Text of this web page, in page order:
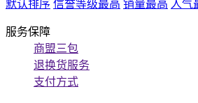
默认排序 信誉等级最高 销量最高 人气
服务保障
商盟三包
退换货服务
支付方式